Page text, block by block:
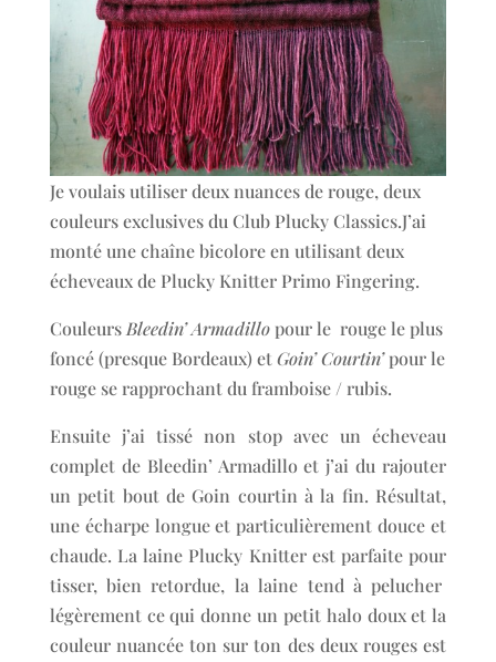
Je voulais utiliser deux nuances de rouge, deux
couleurs exclusives du Club Plucky Classics.J’ai
monté une chaîne bicolore en utilisant deux
écheveaux de Plucky Knitter Primo Fingering.
Couleurs Bleedin’ Armadillopour le rouge le plus
foncé (presque Bordeaux) etGoin’ Courtin’pour le
rouge se rapprochant du framboise / rubis.
Ensuite j’ai tissé non stop avec un écheveau
complet de Bleedin’ Armadillo et j’ai du rajouter
un petit bout de Goin courtin à la fin. Résultat,
une écharpe longue et particulièrement douce et
chaude. La laine Plucky Knitter est parfaite pour
tisser, bien retordue, la laine tend à pelucher
légèrement ce qui donne un petit halo doux et la
couleur nuancée ton sur ton des deux rouges est